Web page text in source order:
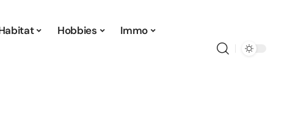
Hobbies Immo